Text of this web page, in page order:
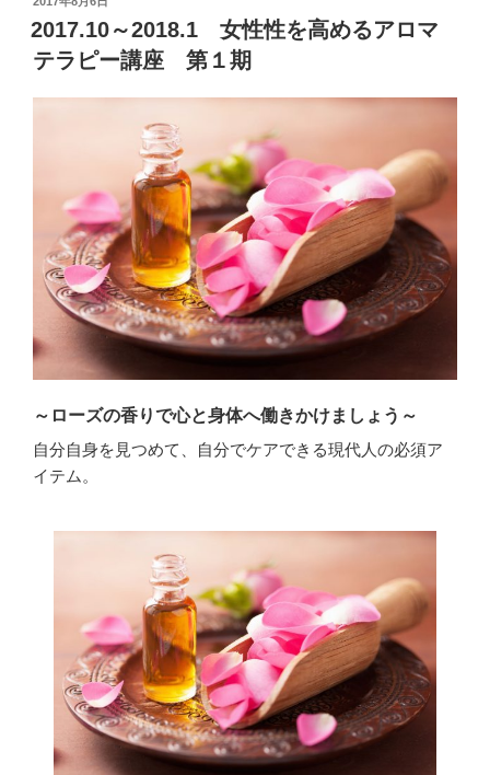
稿
日:
2017.10～2018.1 女性性を高めるアロマ
テラピー講座 第１期
～ローズの香りで心と身体へ働きかけましょう～
自分自身を見つめて、自分でケアできる現代人の必須ア
イテム。